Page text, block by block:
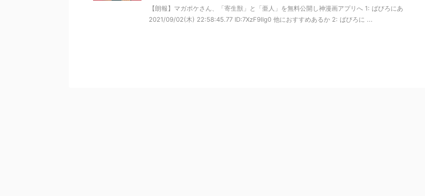
【朗報】マガポケさん、「寄生獣」と「亜人」を無料公開し神漫画アプリへ 1: ばびろにあ
2021/09/02(木) 22:58:45.77 ID:7XzF9lIg0 他におすすめあるか 2: ばびろに ...